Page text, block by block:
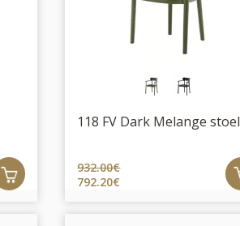
118 FV Dark Melange stoel
932.00€
792.20€